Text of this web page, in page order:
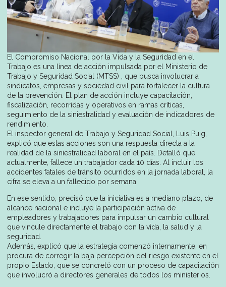
El Compromiso Nacional por la Vida y la Seguridad en el
Trabajo es una línea de acción impulsada por el Ministerio de
Trabajo y Seguridad Social (MTSS) , que busca involucrar a
sindicatos, empresas y sociedad civil para fortalecer la cultura
de la prevención. El plan de acción incluye capacitación,
fiscalización, recorridas y operativos en ramas críticas,
seguimiento de la siniestralidad y evaluación de indicadores de
rendimiento.
El inspector general de Trabajo y Seguridad Social, Luis Puig,
explicó que estas acciones son una respuesta directa a la
realidad de la siniestralidad laboral en el país. Detalló que,
actualmente, fallece un trabajador cada 10 días. Al incluir los
accidentes fatales de tránsito ocurridos en la jornada laboral, la
cifra se eleva a un fallecido por semana.
En ese sentido, precisó que la iniciativa es a mediano plazo, de
alcance nacional e incluye la participación activa de
empleadores y trabajadores para impulsar un cambio cultural
que vincule directamente el trabajo con la vida, la salud y la
seguridad.
Además, explicó que la estrategia comenzó internamente, en
procura de corregir la baja percepción del riesgo existente en el
propio Estado, que se concretó con un proceso de capacitación
que involucró a directores generales de todos los ministerios.